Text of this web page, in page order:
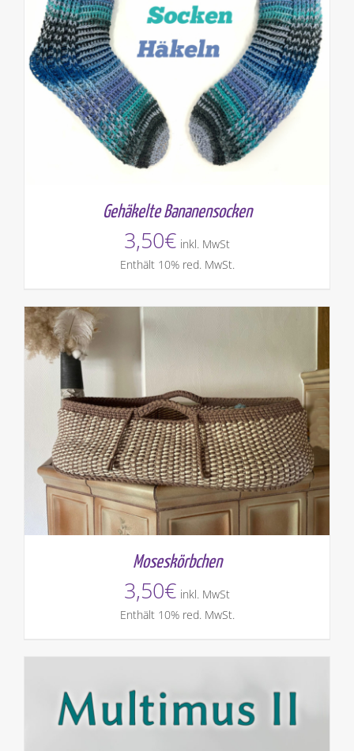
Gehäkelte Bananensocken
3,50€ inkl. MwSt
Enthält 10% red. MwSt.
Moseskörbchen
3,50€ inkl. MwSt
Enthält 10% red. MwSt.